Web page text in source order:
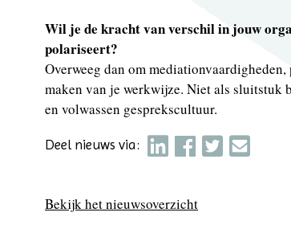
Wil je de kracht van verschil in jouw
polariseert?
Overweeg dan om
maken van je werkwijze. Niet als sluitstuk
en volwassen gesprekscultuur.
Deel nieuws via:
Bekijk het nieuwsoverzicht